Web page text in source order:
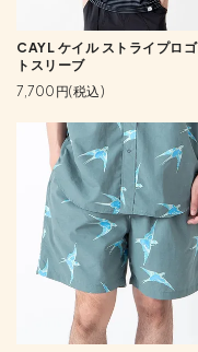
CAYL ケイル ストライプロ
トスリーブ
7,700円(税込)